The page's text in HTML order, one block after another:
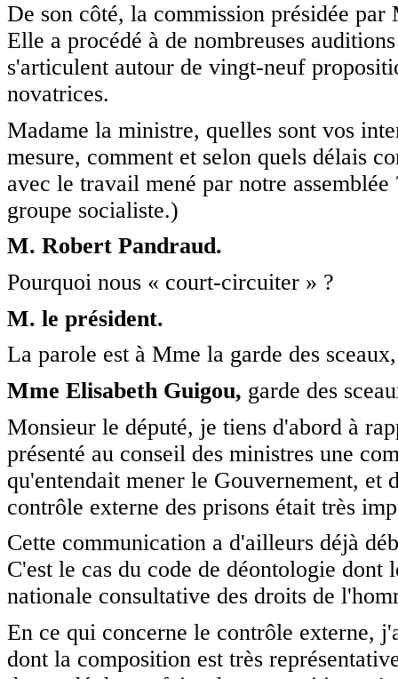
De son côté, la commission présidée
Elle a procédé à de nombreuses
s'articulent autour de vingt-neuf
novatrices.
Madame la ministre, quelles sont vos
mesure, comment et selon quels délais
avec le travail mené par notre
groupe socialiste.)
M. Robert Pandraud.
Pourquoi nous « court-circuiter » ?
M. le président.
La parole est à Mme la garde des
Mme Elisabeth Guigou, garde des
Monsieur le député, je tiens d'abord à
présenté au conseil des ministres une
qu'entendait mener le Gouvernement, et
contrôle externe des prisons était très
Cette communication a d'ailleurs déjà
C'est le cas du code de déontologie
nationale consultative des droits de
En ce qui concerne le contrôle externe,
dont la composition est très